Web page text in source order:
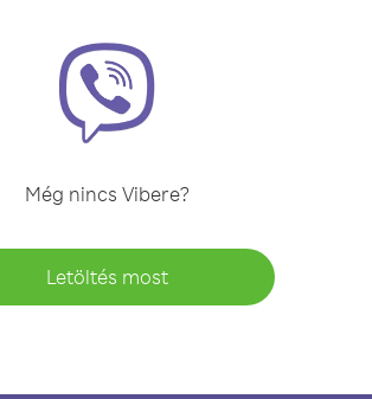
Még nincs Vibere?
Letöltés most